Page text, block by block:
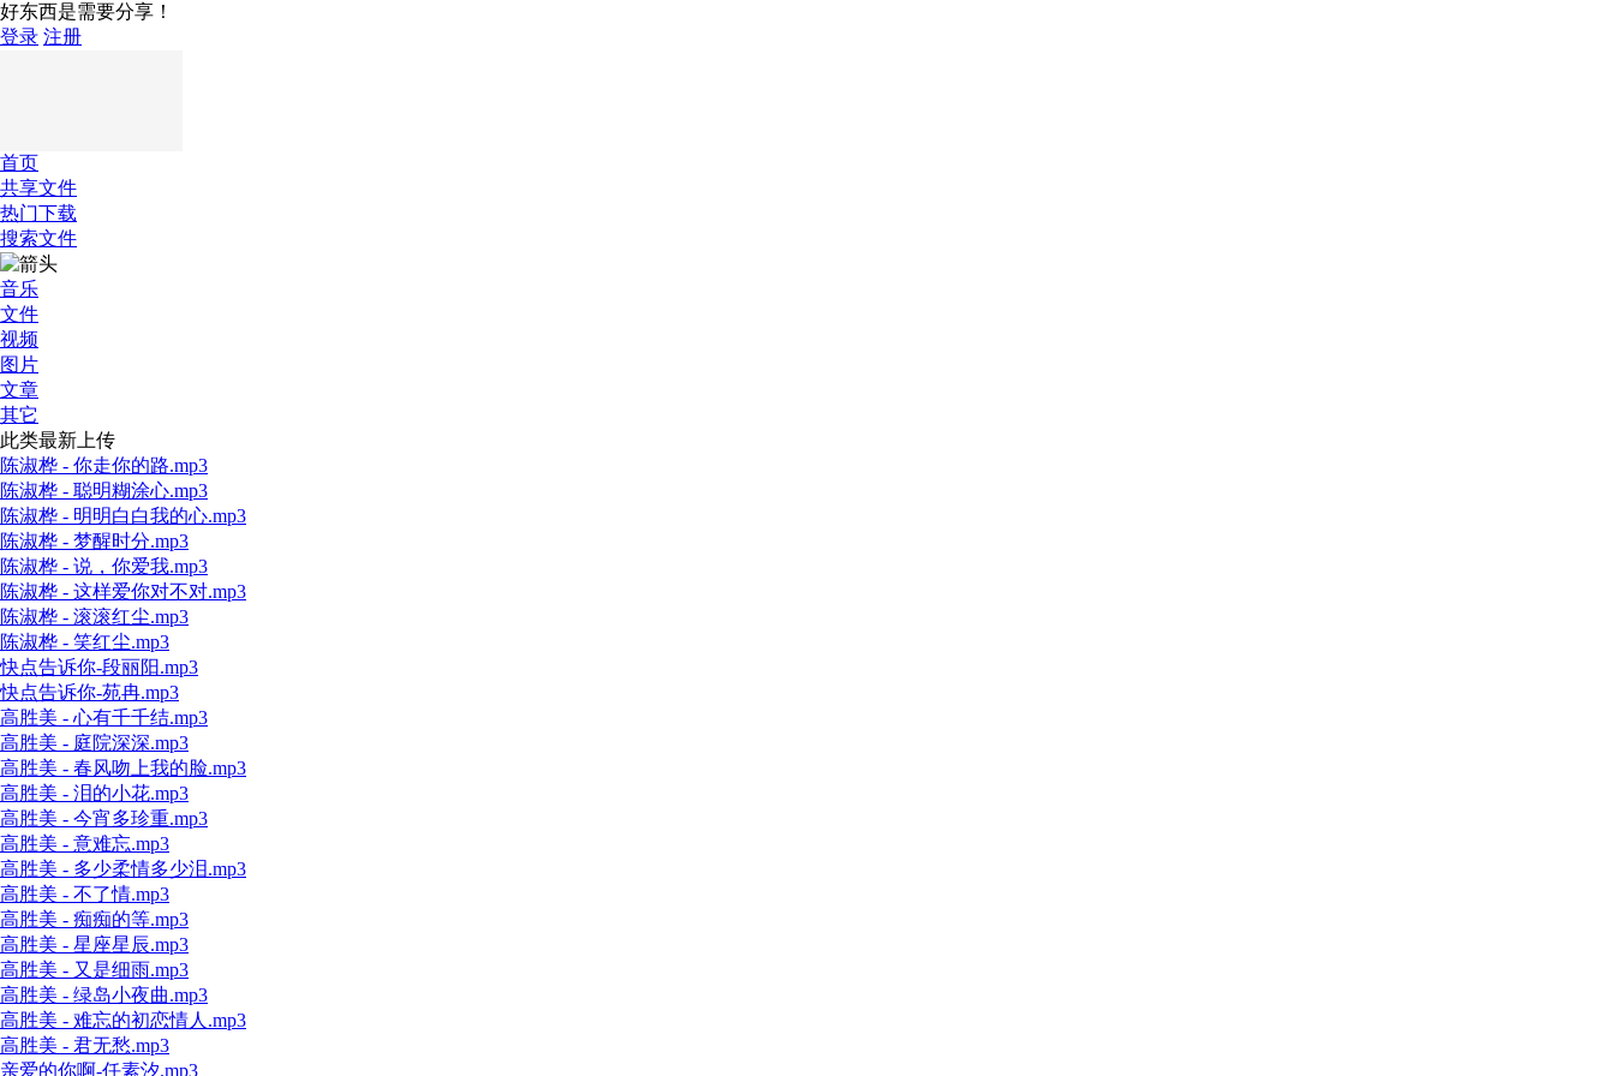
好东西是需要分享！
登录 注册
首页
共享文件
热门下载
搜索文件
音乐
文件
视频
图片
文章
其它
此类最新上传
陈淑桦 - 你走你的路.mp3
陈淑桦 - 聪明糊涂心.mp3
陈淑桦 - 明明白白我的心.mp3
陈淑桦 - 梦醒时分.mp3
陈淑桦 - 说，你爱我.mp3
陈淑桦 - 这样爱你对不对.mp3
陈淑桦 - 滚滚红尘.mp3
陈淑桦 - 笑红尘.mp3
快点告诉你-段丽阳.mp3
快点告诉你-苑冉.mp3
高胜美 - 心有千千结.mp3
高胜美 - 庭院深深.mp3
高胜美 - 春风吻上我的脸.mp3
高胜美 - 泪的小花.mp3
高胜美 - 今宵多珍重.mp3
高胜美 - 意难忘.mp3
高胜美 - 多少柔情多少泪.mp3
高胜美 - 不了情.mp3
高胜美 - 痴痴的等.mp3
高胜美 - 星座星辰.mp3
高胜美 - 又是细雨.mp3
高胜美 - 绿岛小夜曲.mp3
高胜美 - 难忘的初恋情人.mp3
高胜美 - 君无愁.mp3
亲爱的你啊-任素汐.mp3